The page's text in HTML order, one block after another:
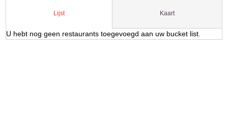
Lijst Kaart
U hebt nog geen restaurants toegevoegd aan uw bucket list.